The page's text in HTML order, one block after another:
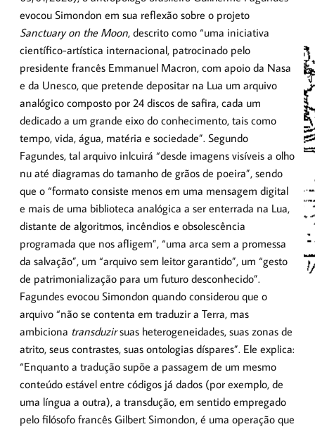
evocou Simondon em sua reflexão sobre o projeto
Sanctuary on the Moon, descrito como “uma iniciativa
científico-artística internacional, patrocinado pelo
presidente francês Emmanuel Macron, com apoio da Nasa
e da Unesco, que pretende depositar na Lua um arquivo
analógico composto por 24 discos de safira, cada um
dedicado a um grande eixo do conhecimento, tais como
tempo, vida, água, matéria e sociedade”. Segundo
Fagundes, tal arquivo inlcuirá “desde imagens visíveis a olho
nu até diagramas do tamanho de grãos de poeira”, sendo
que o “formato consiste menos em uma mensagem digital
e mais de uma biblioteca analógica a ser enterrada na Lua,
distante de algoritmos, incêndios e obsolescência
programada que nos afligem”, “uma arca sem a promessa
da salvação”, um “arquivo sem leitor garantido”, um “gesto
de patrimonialização para um futuro desconhecido”.
Fagundes evocou Simondon quando considerou que o
arquivo “não se contenta em traduzir a Terra, mas
ambiciona transduzirsuas heterogeneidades, suas zonas de
atrito, seus contrastes, suas ontologias díspares”. Ele explica:
“Enquanto a tradução supõe a passagem de um mesmo
conteúdo estável entre códigos já dados (por exemplo, de
uma língua a outra), a transdução, em sentido empregado
pelo filósofo francês Gilbert Simondon, é uma operação que